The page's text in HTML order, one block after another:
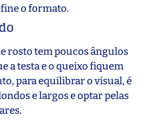
o formato.
rosto tem poucos ângulos
a testa e o queixo fiquem
para equilibrar o visual, é
e largos e optar pelas